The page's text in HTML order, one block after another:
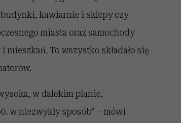
kawiarnie i sklepy czy
miasta oraz samochody
To wszystko składało się
w dalekim planie,
w niezwykły sposób” – mówi